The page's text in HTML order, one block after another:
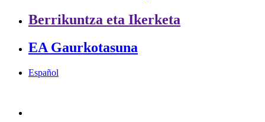
Berrikuntza eta Ikerketa
EA Gaurkotasuna
Español